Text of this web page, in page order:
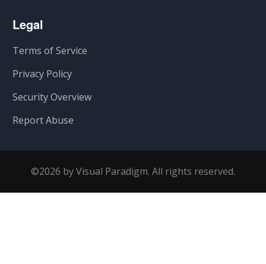
Legal
Terms of Service
Privacy Policy
Security Overview
Report Abuse
©2026 by Visual Paradigm. All rights reserved.